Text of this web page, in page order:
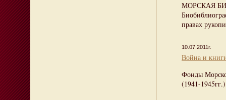
МОРСКАЯ
правах
10.07.2011г.
Война и
Фонды
(1941-